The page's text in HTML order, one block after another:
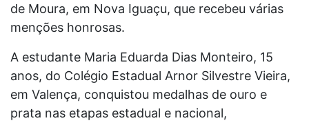
de Moura, em Nova Iguaçu, que recebeu várias
menções honrosas.
A estudante Maria Eduarda Dias Monteiro, 15
anos, do Colégio Estadual Arnor Silvestre Vieira,
em Valença, conquistou medalhas de ouro e
prata nas etapas estadual e nacional,